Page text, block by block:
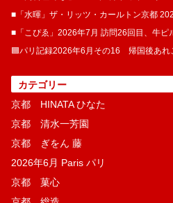
■「水暉」ザ・リッツ・カールトン京都
■「こぴゑ」2026年7月 訪問26回目、牛ピ
🟦パリ記録2026年6月その16 帰国後あれ
カテゴリー
京都 HINATA ひなた
京都 清水一芳園
京都 ぎをん 藤
2026年6月 Paris パリ
京都 菓​心